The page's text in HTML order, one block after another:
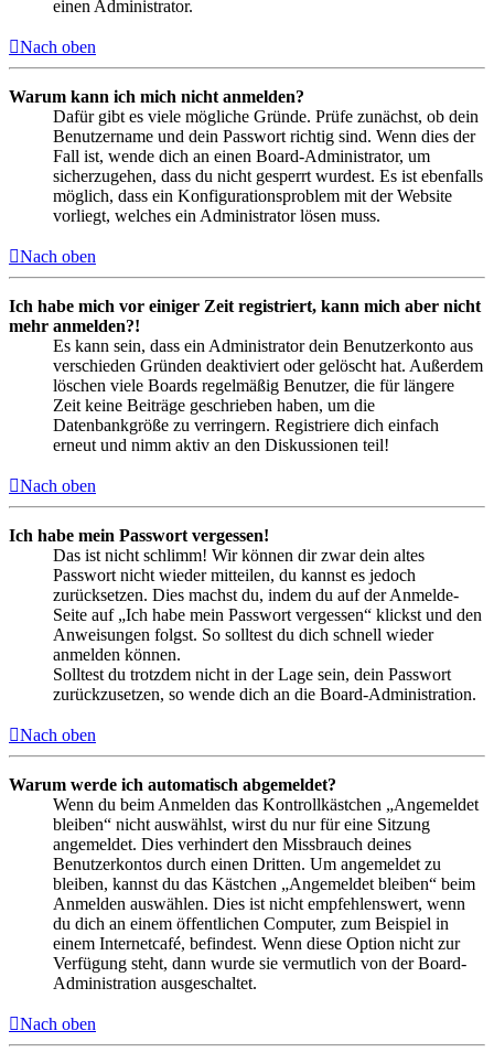
einen Administrator.
Nach oben
Warum kann ich mich nicht anmelden?
Dafür gibt es viele mögliche Gründe. Prüfe zunächst, ob dein
Benutzername und dein Passwort richtig sind. Wenn dies der
Fall ist, wende dich an einen Board-Administrator, um
sicherzugehen, dass du nicht gesperrt wurdest. Es ist ebenfalls
möglich, dass ein Konfigurationsproblem mit der Website
vorliegt, welches ein Administrator lösen muss.
Nach oben
Ich habe mich vor einiger Zeit registriert, kann mich aber nicht
mehr anmelden?!
Es kann sein, dass ein Administrator dein Benutzerkonto aus
verschieden Gründen deaktiviert oder gelöscht hat. Außerdem
löschen viele Boards regelmäßig Benutzer, die für längere
Zeit keine Beiträge geschrieben haben, um die
Datenbankgröße zu verringern. Registriere dich einfach
erneut und nimm aktiv an den Diskussionen teil!
Nach oben
Ich habe mein Passwort vergessen!
Das ist nicht schlimm! Wir können dir zwar dein altes
Passwort nicht wieder mitteilen, du kannst es jedoch
zurücksetzen. Dies machst du, indem du auf der Anmelde-
Seite auf „Ich habe mein Passwort vergessen“ klickst und den
Anweisungen folgst. So solltest du dich schnell wieder
anmelden können.
Solltest du trotzdem nicht in der Lage sein, dein Passwort
zurückzusetzen, so wende dich an die Board-Administration.
Nach oben
Warum werde ich automatisch abgemeldet?
Wenn du beim Anmelden das Kontrollkästchen „Angemeldet
bleiben“ nicht auswählst, wirst du nur für eine Sitzung
angemeldet. Dies verhindert den Missbrauch deines
Benutzerkontos durch einen Dritten. Um angemeldet zu
bleiben, kannst du das Kästchen „Angemeldet bleiben“ beim
Anmelden auswählen. Dies ist nicht empfehlenswert, wenn
du dich an einem öffentlichen Computer, zum Beispiel in
einem Internetcafé, befindest. Wenn diese Option nicht zur
Verfügung steht, dann wurde sie vermutlich von der Board-
Administration ausgeschaltet.
Nach oben